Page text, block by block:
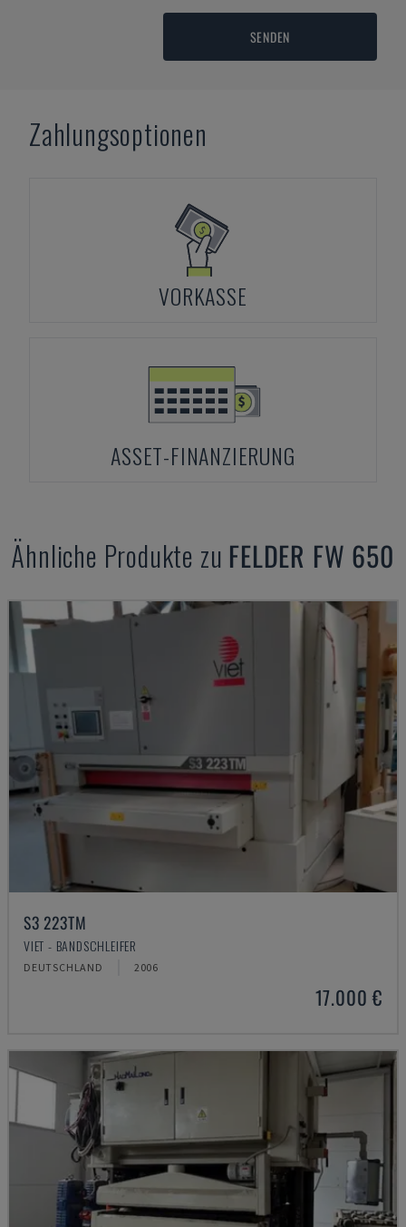
SENDEN
Zahlungsoptionen
VORKASSE
ASSET-FINANZIERUNG
Ähnliche Produkte zu FELDER FW 650
S3 223TM
VIET - BANDSCHLEIFER
DEUTSCHLAND 2006
17.000 €